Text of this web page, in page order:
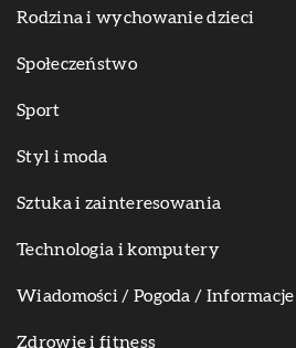
Rodzina i wychowanie dzieci
Społeczeństwo
Sport
Styl i moda
Sztuka i zainteresowania
Technologia i komputery
Wiadomości / Pogoda / Informacje
Zdrowie i fitness